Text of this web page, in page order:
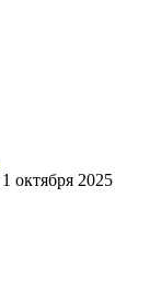
1 октября 2025